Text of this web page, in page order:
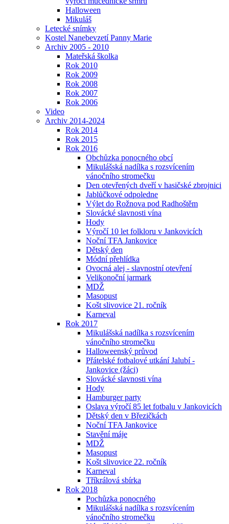
Halloween
Mikuláš
Letecké snímky
Kostel Nanebevzetí Panny Marie
Archiv 2005 - 2010
Mateřská školka
Rok 2010
Rok 2009
Rok 2008
Rok 2007
Rok 2006
Video
Archiv 2014-2024
Rok 2014
Rok 2015
Rok 2016
Obchůzka ponocného obcí
Mikulášská nadílka s rozsvícením
vánočního stromečku
Den otevřených dveří v hasičské zbrojnici
Jablůčkové odpoledne
Výlet do Rožnova pod Radhoštěm
Slovácké slavnosti vína
Hody
Výročí 10 let folkloru v Jankovicích
Noční TFA Jankovice
Dětský den
Módní přehlídka
Ovocná alej - slavnostní otevření
Velikonoční jarmark
MDŽ
Masopust
Košt slivovice 21. ročník
Karneval
Rok 2017
Mikulášská nadílka s rozsvícením
vánočního stromečku
Halloweenský průvod
Přátelské fotbalové utkání Jalubí -
Jankovice (žáci)
Slovácké slavnosti vína
Hody
Hamburger party
Oslava výročí 85 let fotbalu v Jankovicích
Dětský den v Březičkách
Noční TFA Jankovice
Stavění máje
MDŽ
Masopust
Košt slivovice 22. ročník
Karneval
Tříkrálová sbírka
Rok 2018
Pochůzka ponocného
Mikulášská nadílka s rozsvícením
vánočního stromečku